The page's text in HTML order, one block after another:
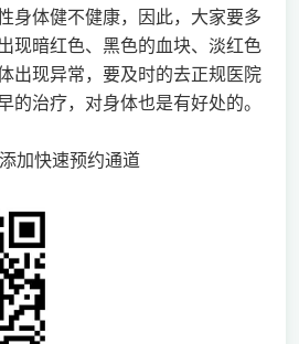
身体健不健康，因此，大家要多
现暗红色、黑色的血块、淡红色
出现异常，要及时的去正规医院
的治疗，对身体也是有好处的。
加快速预约通道